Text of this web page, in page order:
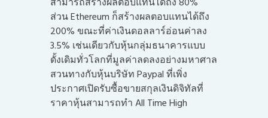
ส่วน Ethereum ก็สร้างผลตอบแทนได้ถึง
200% ขณะที่ค่าเงินดอลลาร์อ่อนค่าลง
3.5% เช่นเดียวกับหุ้นกลุ่มธนาคารแบบ
ดั้งเดิมทั่วโลกที่มูลค่าลดลงอย่างมหาศาล
สวนทางกับหุ้นบริษัท Paypal ที่เพิ่ง
ประกาศเปิดรับซื้อขายสกุลเงินดิจิทัลที่
ราคาหุ้นสามารถทำ All Time High